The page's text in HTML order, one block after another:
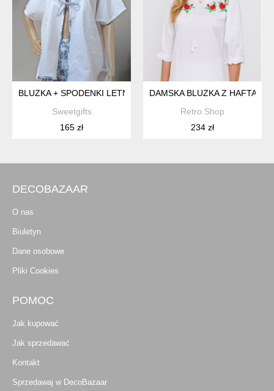
BLUZKA + SPODENKI LETNI KOMPLET
Sweetgifts
165 zł
DAMSKA BLUZKA Z HAFTAMI
Retro Shop
234 zł
DECOBAZAAR
O nas
Biuletyn
Dane osobowe
Pliki Cookies
POMOC
Jak kupować
Jak sprzedawać
Kontakt
Sprzedawaj w DecoBazaar